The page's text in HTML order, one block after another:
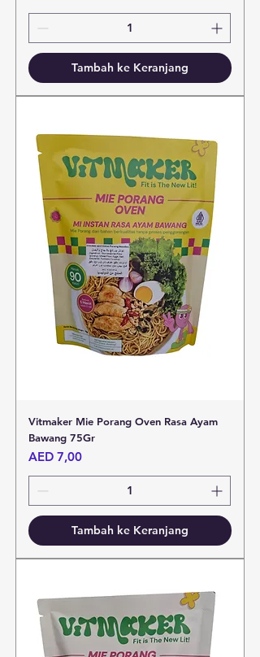
Tambah ke Keranjang
Vitmaker Mie Porang Oven Rasa Ayam
Bawang 75Gr
Harga
AED 7,00
Tambah ke Keranjang